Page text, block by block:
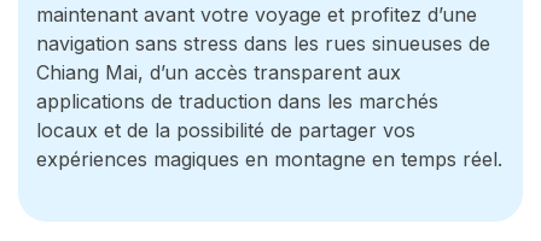
maintenant avant votre voyage et profitez d’une
navigation sans stress dans les rues sinueuses de
Chiang Mai, d’un accès transparent aux
applications de traduction dans les marchés
locaux et de la possibilité de partager vos
expériences magiques en montagne en temps réel.